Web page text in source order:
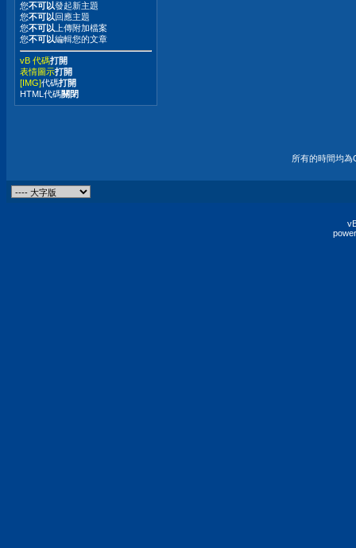
您不可以發起新主題
您不可以 回應主題
您不可以 上傳附加檔案
您不可以編輯您的文章
vB 代碼打開
表情圖示打開
[IMG]代碼打開
HTML代碼關閉
所有的時間均為